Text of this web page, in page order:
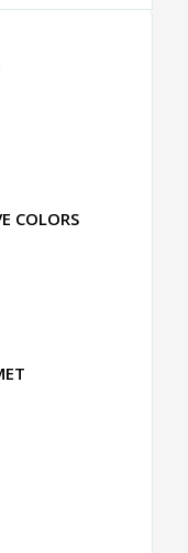
COLORS